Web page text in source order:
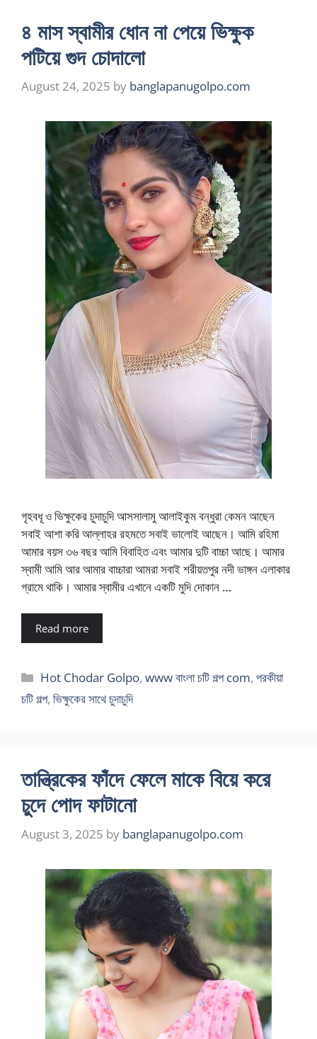
৪ মাস স্বামীর ধোন না পেয়ে ভিক্ষুক
পটিয়ে গুদ চোদালো
August 24, 2025 by banglapanugolpo.com
গৃহবধূ ও ভিক্ষুকের চুদাচুদি আসসালামু আলাইকুম বন্ধুরা কেমন আছেন
সবাই আশা করি আল্লাহর রহমতে সবাই ভালোই আছেন। আমি রহিমা
আমার বয়স ৩৬ বছর আমি বিবাহিত এবং আমার দুটি বাচ্চা আছে। আমার
স্বামী আমি আর আমার বাচ্চারা আমরা সবাই শরীয়তপুর নদী ভাঙ্গন এলাকার
গ্রামে থাকি। আমার স্বামীর এখানে একটি মুদি দোকান …
Read more
Categories
Hot Chodar Golpo,www বাংলা চটি গল্প com,পরকীয়া
চটি গল্প, ভিক্ষুকের সাথে চুদাচুদি
তান্ত্রিকের ফাঁদে ফেলে মাকে বিয়ে করে
চুদে পোদ ফাটানো
August 3, 2025 by banglapanugolpo.com